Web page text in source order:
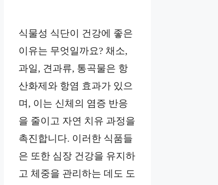
식물성 식단이 건강에 좋은
이유는 무엇일까요? 채소,
과일, 견과류, 통곡물은 항
산화제와 항염 효과가 있으
며, 이는 신체의 염증 반응
을 줄이고 자연 치유 과정을
촉진합니다. 이러한 식품들
은 또한 심장 건강을 유지하
고 체중을 관리하는 데도 도